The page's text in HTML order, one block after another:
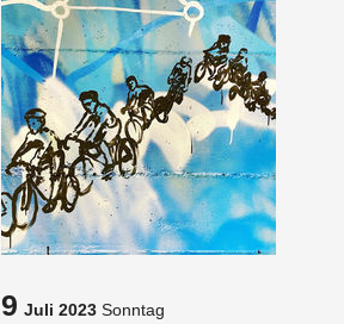
9Juli 2023 Sonntag